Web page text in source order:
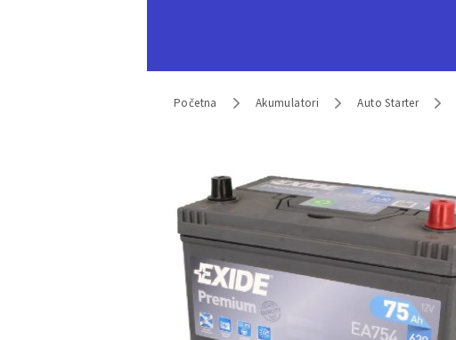
Početna Akumulatori Auto Starter